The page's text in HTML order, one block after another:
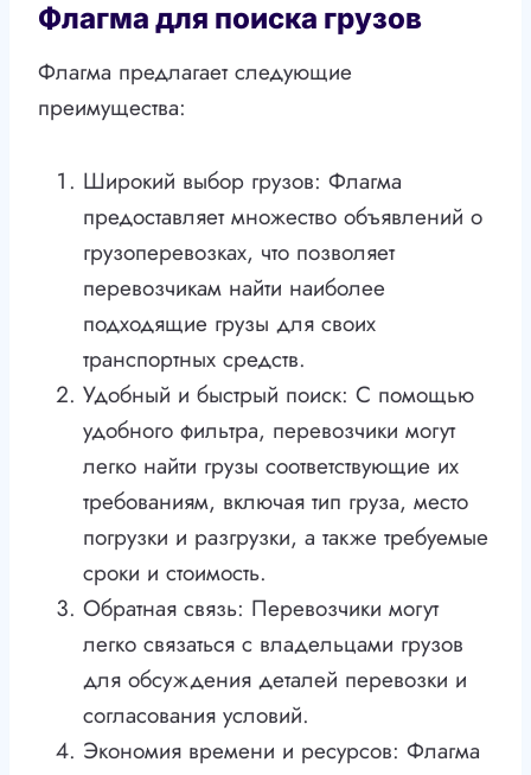
Флагма для поиска грузов
Флагма предлагает следующие
преимущества:
Широкий выбор грузов: Флагма
предоставляет множество объявлений о
грузоперевозках, что позволяет
перевозчикам найти наиболее
подходящие грузы для своих
транспортных средств.
Удобный и быстрый поиск: С помощью
удобного фильтра, перевозчики могут
легко найти грузы соответствующие их
требованиям, включая тип груза, место
погрузки и разгрузки, а также требуемые
сроки и стоимость.
Обратная связь: Перевозчики могут
легко связаться с владельцами грузов
для обсуждения деталей перевозки и
согласования условий.
Экономия времени и ресурсов: Флагма